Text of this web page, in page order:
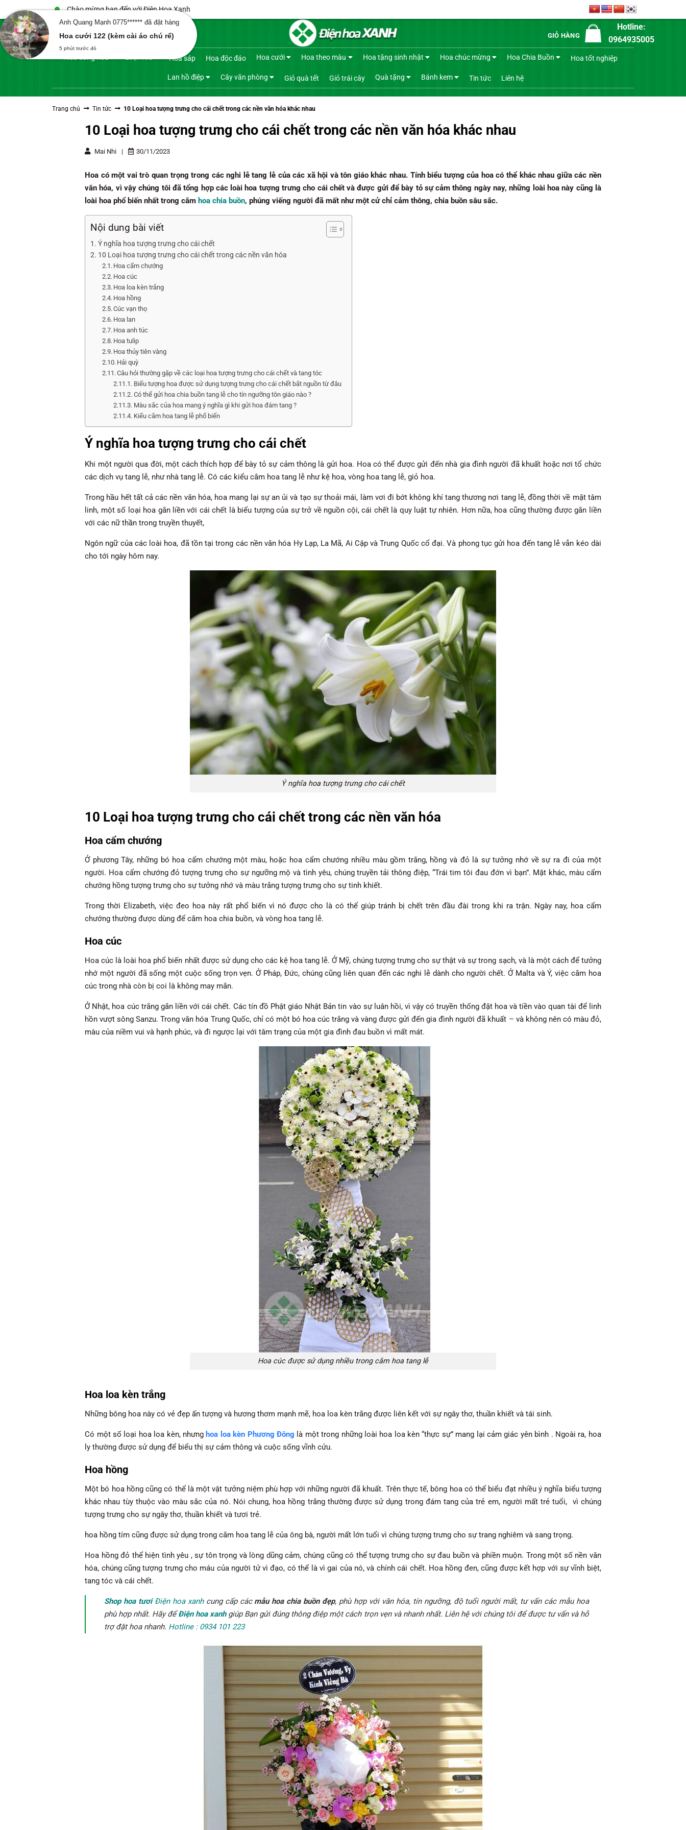
qua
nội
dung
Chào mừng bạn đến với Điện Hoa Xanh
Tìm
kiếm:
GIỎ HÀNG
Hotline:
0964935005
Kiểu dáng hoa Loại hoa Hoa sáp Hoa độc đáo Hoa cưới Hoa theo màu Hoa tặng sinh nhật Hoa chúc mừng Hoa Chia Buồn Hoa tốt nghiệp
Lan hồ điệp Cây văn phòng Giỏ quà tết Giỏ trái cây Quà tặng Bánh kem Tin tức Liên hệ
Trang chủ Tin tức 10 Loại hoa tượng trưng cho cái chết trong các nền văn hóa khác nhau
10 Loại hoa tượng trưng cho cái chết trong các nền văn hóa khác nhau
Mai Nhi | 30/11/2023
Hoa có một vai trò quan trọng trong các nghi lễ tang lễ của các xã hội và tôn giáo khác nhau. Tính biểu tượng của hoa có thể khác nhau giữa các nền
văn hóa, vì vậy chúng tôi đã tổng hợp các loài hoa tượng trưng cho cái chết và được gửi để bày tỏ sự cảm thông ngày nay, những loài hoa này cũng là
loài hoa phổ biến nhất trong cắm hoa chia buồn, phúng viếng người đã mất như một cử chỉ cảm thông, chia buồn sâu sắc.
Nội dung bài viết
Ý nghĩa hoa tượng trưng cho cái chết
10 Loại hoa tượng trưng cho cái chết trong các nền văn hóa
Hoa cẩm chướng
Hoa cúc
Hoa loa kèn trắng
Hoa hồng
Cúc vạn thọ
Hoa lan
Hoa anh túc
Hoa tulip
Hoa thủy tiên vàng
Hải quỳ
Câu hỏi thường gặp về các loại hoa tượng trưng cho cái chết và tang tóc
Biểu tượng hoa được sử dụng tượng trưng cho cái chết bắt nguồn từ đâu
Có thể gửi hoa chia buồn tang lễ cho tín ngưỡng tôn giáo nào ?
Màu sắc của hoa mang ý nghĩa gì khi gửi hoa đám tang ?
Kiểu cắm hoa tang lễ phổ biến
Ý nghĩa hoa tượng trưng cho cái chết
Khi một người qua đời, một cách thích hợp để bày tỏ sự cảm thông là gửi hoa. Hoa có thể được gửi đến nhà gia đình người đã khuất hoặc nơi tổ chức
các dịch vụ tang lễ, như nhà tang lễ. Có các kiểu cắm hoa tang lễ như kệ hoa, vòng hoa tang lễ, giỏ hoa.
Trong hầu hết tất cả các nền văn hóa, hoa mang lại sự an ủi và tạo sự thoải mái, làm vơi đi bớt không khí tang thương nơi tang lễ, đồng thời về mặt tâm
linh, một số loại hoa gắn liền với cái chết là biểu tượng của sự trở về nguồn cội, cái chết là quy luật tự nhiên. Hơn nữa, hoa cũng thường được gắn liền
với các nữ thần trong truyền thuyết,
Ngôn ngữ của các loài hoa, đã tồn tại trong các nền văn hóa Hy Lạp, La Mã, Ai Cập và Trung Quốc cổ đại. Và phong tục gửi hoa đến tang lễ vẫn kéo dài
cho tới ngày hôm nay.
Ý nghĩa hoa tượng trưng cho cái chết
10 Loại hoa tượng trưng cho cái chết trong các nền văn hóa
Hoa cẩm chướng
Ở phương Tây, những bó hoa cẩm chướng một màu, hoặc hoa cẩm chướng nhiều màu gồm trắng, hồng và đỏ là sự tưởng nhớ về sự ra đi của một
người. Hoa cẩm chướng đỏ tượng trưng cho sự ngưỡng mộ và tình yêu, chúng truyền tải thông điệp, “Trái tim tôi đau đớn vì bạn”. Mặt khác, màu cẩm
chướng hồng tượng trưng cho sự tưởng nhớ và màu trắng tượng trưng cho sự tinh khiết.
Trong thời Elizabeth, việc đeo hoa này rất phổ biến vì nó được cho là có thể giúp tránh bị chết trên đầu đài trong khi ra trận. Ngày nay, hoa cẩm
chướng thường được dùng để cắm hoa chia buồn, và vòng hoa tang lễ.
Hoa cúc
Hoa cúc là loài hoa phổ biến nhất được sử dụng cho các kệ hoa tang lễ. Ở Mỹ, chúng tượng trưng cho sự thật và sự trong sạch, và là một cách để tưởng
nhớ một người đã sống một cuộc sống trọn vẹn. Ở Pháp, Đức, chúng cũng liên quan đến các nghi lễ dành cho người chết. Ở Malta và Ý, việc cắm hoa
cúc trong nhà còn bị coi là không may mắn.
Ở Nhật, hoa cúc trắng gắn liền với cái chết. Các tín đồ Phật giáo Nhật Bản tin vào sự luân hồi, vì vậy có truyền thống đặt hoa và tiền vào quan tài để linh
hồn vượt sông Sanzu. Trong văn hóa Trung Quốc, chỉ có một bó hoa cúc trắng và vàng được gửi đến gia đình người đã khuất – và không nên có màu đỏ,
màu của niềm vui và hạnh phúc, và đi ngược lại với tâm trạng của một gia đình đau buồn vì mất mát.
Hoa cúc được sử dụng nhiều trong cắm hoa tang lễ
Hoa loa kèn trắng
Những bông hoa này có vẻ đẹp ấn tượng và hương thơm mạnh mẽ, hoa loa kèn trắng được liên kết với sự ngây thơ, thuần khiết và tái sinh.
Có một số loại hoa loa kèn, nhưng hoa loa kèn Phương Đông là một trong những loài hoa loa kèn “thực sự” mang lại cảm giác yên bình . Ngoài ra, hoa
ly thường được sử dụng để biểu thị sự cảm thông và cuộc sống vĩnh cửu.
Hoa hồng
Một bó hoa hồng cũng có thể là một vật tưởng niệm phù hợp với những người đã khuất. Trên thực tế, bông hoa có thể biểu đạt nhiều ý nghĩa biểu tượng
khác nhau tùy thuộc vào màu sắc của nó. Nói chung, hoa hồng trắng thường được sử dụng trong đám tang của trẻ em, người mất trẻ tuổi, vì chúng
tượng trưng cho sự ngây thơ, thuần khiết và tươi trẻ.
hoa hồng tím cũng được sử dụng trong cắm hoa tang lễ của ông bà, người mất lớn tuổi vì chúng tượng trưng cho sự trang nghiêm và sang trọng.
Hoa hồng đỏ thể hiện tình yêu , sự tôn trọng và lòng dũng cảm, chúng cũng có thể tượng trưng cho sự đau buồn và phiền muộn. Trong một số nền văn
hóa, chúng cũng tượng trưng cho máu của người tử vì đạo, có thể là vì gai của nó, và chính cái chết. Hoa hồng đen, cũng được kết hợp với sự vĩnh biệt,
tang tóc và cái chết.
Shop hoa tươiĐiện hoa xanhcung cấp các mẫu hoa chia buồn đẹp, phù hợp với văn hóa, tín ngưỡng, độ tuổi người mất, tư vấn các mẫu hoa
phù hợp nhất. Hãy đểĐiện hoa xanhgiúp Bạn gửi đúng thông điệp một cách trọn vẹn và nhanh nhất. Liên hệ với chúng tôi để được tư vấn và hỗ
trợ đặt hoa nhanh. Hotline : 0934 101 223
Anh Quang Mạnh 0775****** đã đặt hàng
Hoa cưới 122 (kèm cài áo chú rể)
5 phút trước đó